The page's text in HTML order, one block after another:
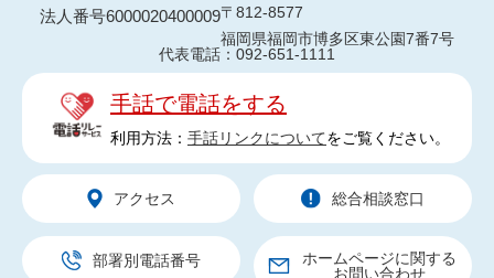
法人番号6000020400009〒812-8577
福岡県福岡市博多区東公園7番7号
代表電話：092-651-1111
手話で電話をする
利用方法： 手話リンクについてをご覧ください。
アクセス 総合相談窓口
部署別電話番号
ホームページに関する
お問い合わせ